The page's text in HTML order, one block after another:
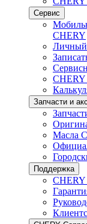
Сервис
CHERY
Личный
CHERY
Запчасти и
Масла
Поддержка